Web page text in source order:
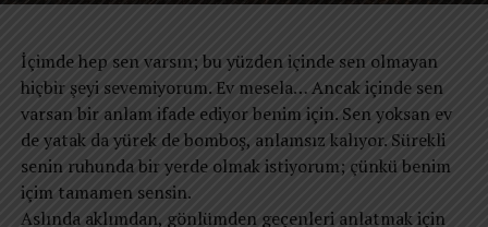
Belki de asıl mesele teknoloji değildir. Teknoloji, insan
aklının büyük başarılarından biridir. Sorun, teknolojinin
dikkatimizi yönetmesine izin verdiğimiz noktada başlıyor.
Çünkü dikkat yalnızca zihinsel bir süreç değildir. Dikkat,
hayatın yönünü belirleyen pusuladır. Neye dikkat
ediyorsanız, zamanınızı oraya verirsiniz. Zamanınızı
nereye veriyorsanız, hayatınızı da oraya verirsiniz. Ve
içinde “kendimiz” kalabilmenin ve öz saygımızı
koruyabilmenin en büyük başarı olduğudur.
İçimde hep sen varsın; bu yüzden içinde sen olmayan
hiçbir şeyi sevemiyorum. Ev mesela… Ancak içinde sen
varsan bir anlam ifade ediyor benim için. Sen yoksan ev
de yatak da yürek de bomboş, anlamsız kalıyor. Sürekli
senin ruhunda bir yerde olmak istiyorum; çünkü benim
içim tamamen sensin.
​Aslında aklımdan, gönlümden geçenleri anlatmak için